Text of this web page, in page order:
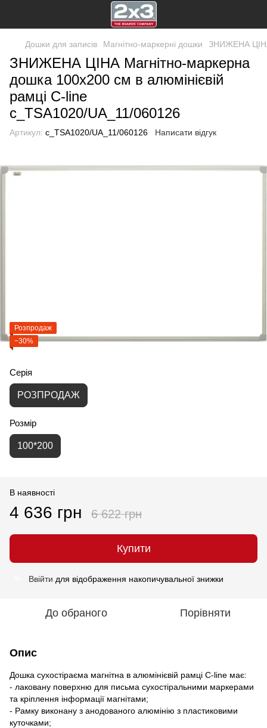
Дошки для записів Магнітно-маркерні дошки ЗНИЖЕНА ЦІНА
ЗНИЖЕНА ЦІНА Магнітно-маркерна
дошка 100x200 см в алюмінієвій
рамці C-line
c_TSA1020/UA_11/060126
Артикул: c_TSA1020/UA_11/060126 Написати відгук
Розпродаж
−30%
Серія
РОЗПРОДАЖ
Розмір
100*200
В наявності
4 636 грн 6 622 грн
Купити
Ввійти для відображення накопичувальної знижки
До обраного Порівняти
Опис
Дошка сухостіраєма магнітна в алюмінієвій рамці C-line має:
- лаковану поверхню для письма сухостіральними маркерами
та кріплення інформації магнітами;
- Рамку виконану з анодованого алюмінію з пластиковими
куточками;